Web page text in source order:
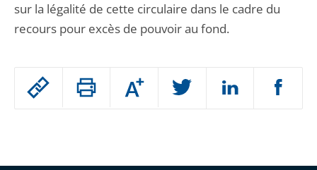
Passer
Augmenter
ou
sur la légalité de cette circulaire dans le cadre du
recours pour excès de pouvoir au fond.